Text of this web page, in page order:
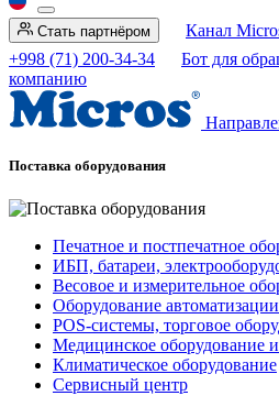
Стать партнёром
Канал
+998 (71) 200-34-34
Бот для
компанию
Поставка оборудования
Печатное и постпечатное
ИБП, батареи,
Весовое и измерительное
Оборудование
POS-системы, торговое
Медицинское оборудование
Климатическое оборудование
Сервисный центр